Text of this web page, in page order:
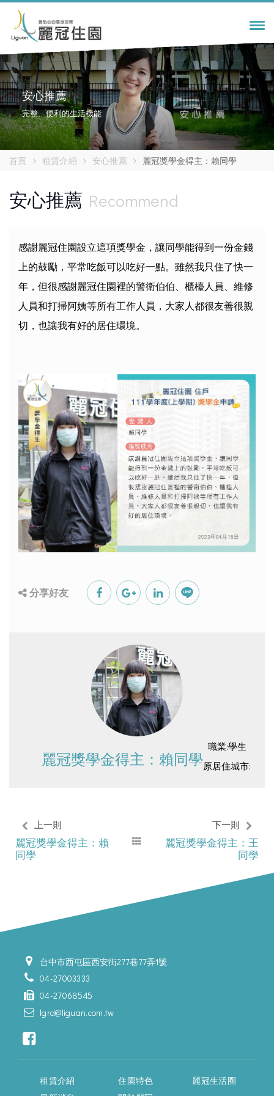
安心推薦
完整、便利的生活機能
首頁 租賃介紹 安心推薦 麗冠獎學金得主：賴同學
安心推薦 Recommend
感謝麗冠住園設立這項獎學金，讓同學能得到一份金錢
上的鼓勵，平常吃飯可以吃好一點。雖然我只住了快一
年，但很感謝麗冠住園裡的警衛伯伯、櫃檯人員、維修
人員和打掃阿姨等所有工作人員，大家人都很友善很親
切，也讓我有好的居住環境。
分享好友
麗冠獎學金得主：賴同學
職業:學生
原居住城市:
上一則
麗冠獎學金得主：賴
同學
下一則
麗冠獎學金得主：王
同學
台中市西屯區西安街277巷77弄1號
04-27003333
04-27068545
lgrd@liguan.com.tw
租賃介紹 住園特色
麗冠生活圈